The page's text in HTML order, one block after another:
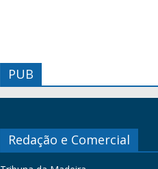
PUB
Redação e Comercial